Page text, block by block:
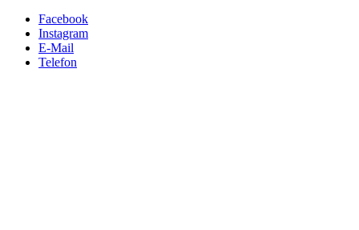
Facebook
Instagram
E-Mail
Telefon